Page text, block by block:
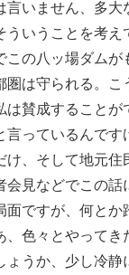
言いません、多
ういうことを考
この八ッ場ダム
圏は守られる。
は賛成すること
言っているんで
け、そして地元
会見などでこの
面ですが、何と
、色々とやって
ょうか、少し冷